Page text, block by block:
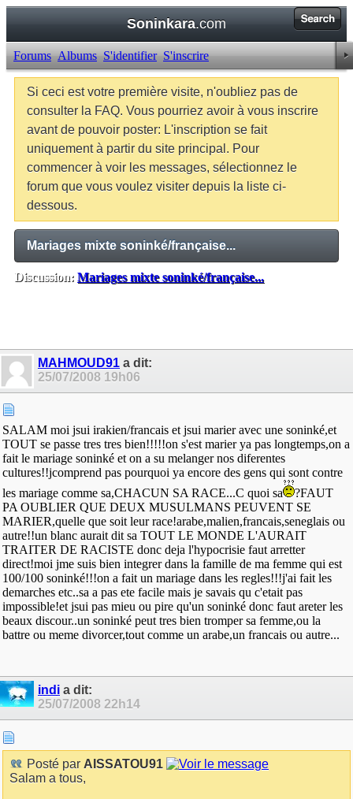
Soninkara.com
Forums Albums S'identifier S'inscrire
Si ceci est votre première visite, n'oubliez pas de
consulter la FAQ. Vous pourriez avoir à vous inscrire
avant de pouvoir poster: L'inscription se fait
uniquement à partir du site principal. Pour
commencer à voir les messages, sélectionnez le
forum que vous voulez visiter depuis la liste ci-
dessous.
Mariages mixte soninké/française...
Discussion: Mariages mixte soninké/française...
MAHMOUD91 a dit:
25/07/2008 19h06
SALAM moi jsui irakien/francais et jsui marier avec une soninké,et
TOUT se passe tres tres bien!!!!!on s'est marier ya pas longtemps,on a
fait le mariage soninké et on a su melanger nos diferentes
cultures!!jcomprend pas pourquoi ya encore des gens qui sont contre
les mariage comme sa,CHACUN SA RACE...C quoi sa
?FAUT
PA OUBLIER QUE DEUX MUSULMANS PEUVENT SE
MARIER,quelle que soit leur race!arabe,malien,francais,seneglais ou
autre!!un blanc aurait dit sa TOUT LE MONDE L'AURAIT
TRAITER DE RACISTE donc deja l'hypocrisie faut arretter
direct!moi jme suis bien integrer dans la famille de ma femme qui est
100/100 soninké!!!on a fait un mariage dans les regles!!!j'ai fait les
demarches etc..sa a pas ete facile mais je savais qu c'etait pas
impossible!et jsui pas mieu ou pire qu'un soninké donc faut areter les
beaux discour..un soninké peut tres bien tromper sa femme,ou la
battre ou meme divorcer,tout comme un arabe,un francais ou autre...
indi a dit:
25/07/2008 22h14
Posté par AISSATOU91
Salam a tous,